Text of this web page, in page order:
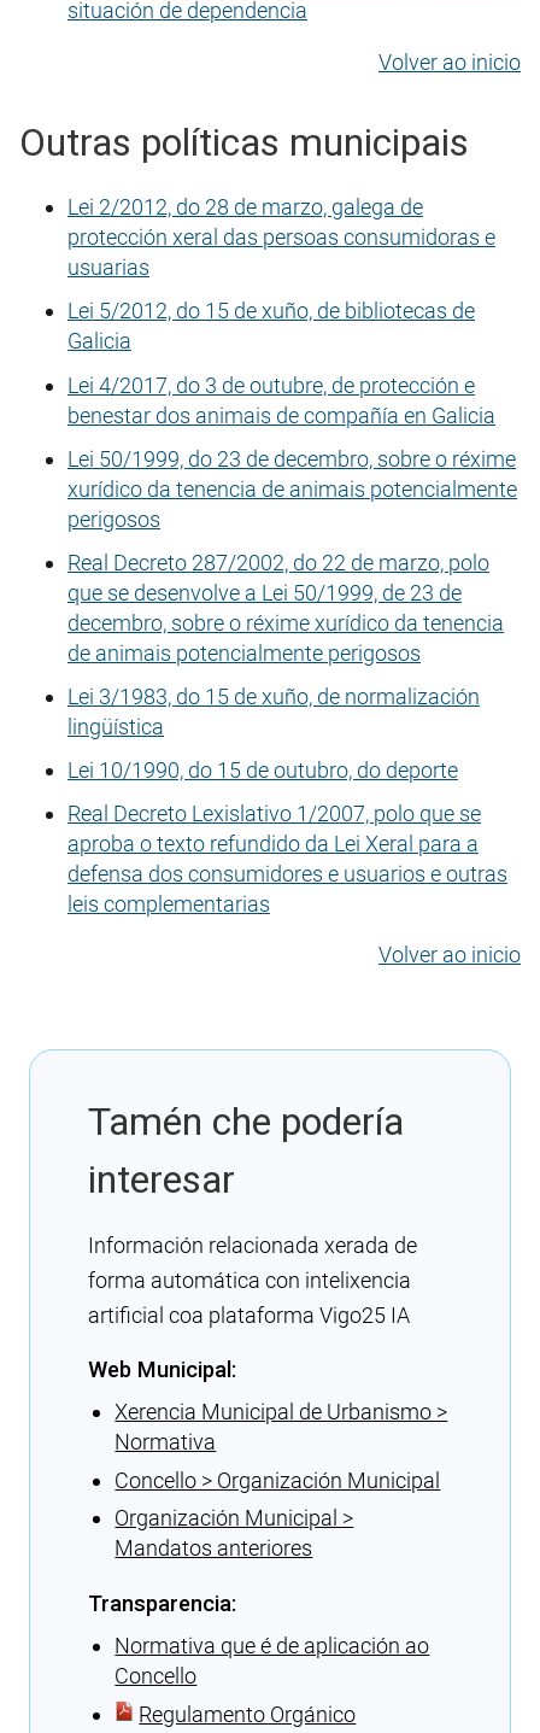
situación de dependencia
Volver ao inicio
Outras políticas municipais
Lei 2/2012, do 28 de marzo, galega de
protección xeral das persoas consumidoras e
usuarias
Lei 5/2012, do 15 de xuño, de bibliotecas de
Galicia
Lei 4/2017, do 3 de outubre, de protección e
benestar dos animais de compañía en Galicia
Lei 50/1999, do 23 de decembro, sobre o réxime
xurídico da tenencia de animais potencialmente
perigosos
Real Decreto 287/2002, do 22 de marzo, polo
que se desenvolve a Lei 50/1999, de 23 de
decembro, sobre o réxime xurídico da tenencia
de animais potencialmente perigosos
Lei 3/1983, do 15 de xuño, de normalización
lingüística
Lei 10/1990, do 15 de outubro, do deporte
Real Decreto Lexislativo 1/2007, polo que se
aproba o texto refundido da Lei Xeral para a
defensa dos consumidores e usuarios e outras
leis complementarias
Volver ao inicio
Tamén che podería
interesar
Información relacionada xerada de
forma automática con intelixencia
artificial coa plataforma Vigo25 IA
Web Municipal:
Xerencia Municipal de Urbanismo >
Normativa
Concello > Organización Municipal
Organización Municipal >
Mandatos anteriores
Transparencia:
Normativa que é de aplicación ao
Concello
Regulamento Orgánico